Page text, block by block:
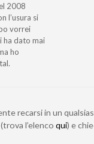
2008
l’usura si
vorrei
ha dato mai
ho
recarsi in un
l’elenco qui) e